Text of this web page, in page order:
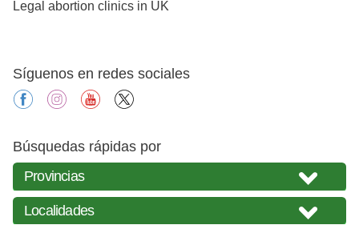
Legal abortion clinics in UK
Síguenos en redes sociales
facebookinstagramyoutube
Búsquedas rápidas por